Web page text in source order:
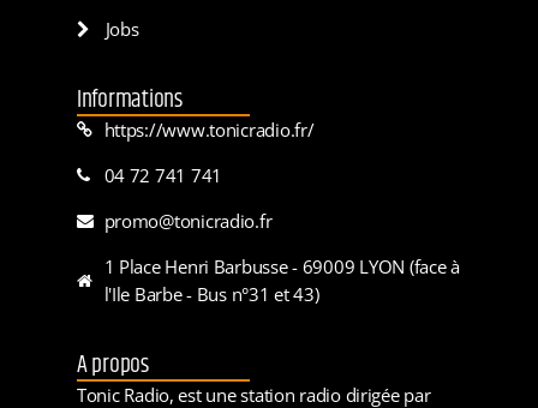
Jobs
Informations
https://www.tonicradio.fr/
04 72 741 741
promo@tonicradio.fr
1 Place Henri Barbusse - 69009 LYON (face à
l'Ile Barbe - Bus n°31 et 43)
A propos
Tonic Radio, est une station radio dirigée par